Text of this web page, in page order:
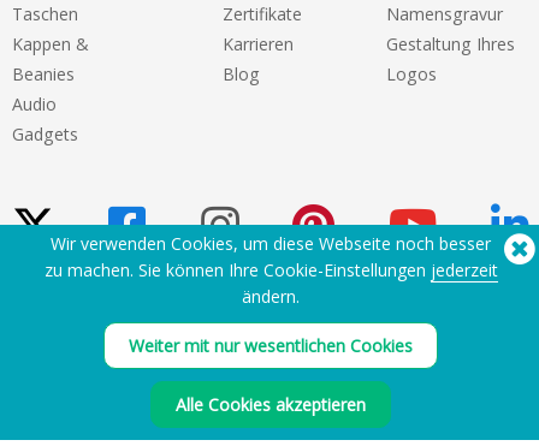
Taschen
Kappen &
Beanies
Audio
Gadgets
Zertifikate
Karrieren
Blog
Namensgravur
Gestaltung Ihres
Logos
Sie benötigen Hilfe? Tel:
Copyright © 2026 Flashbay
Wir verwenden Cookies, um diese Webseite noch besser
zu machen. Sie können Ihre Cookie-Einstellungen jederzeit
ändern.
Weiter mit nur wesentlichen Cookies
Alle Cookies akzeptieren